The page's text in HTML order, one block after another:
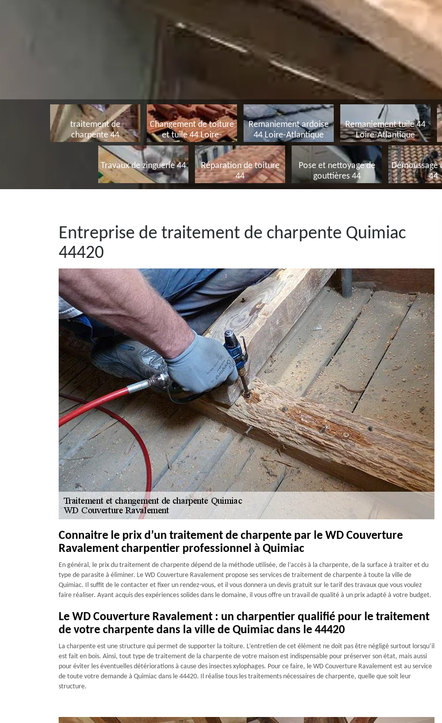
traitement de
charpente 44
Changement de toiture
et tuile 44 Loire-
Atlantique
Remaniement ardoise
44 Loire-Atlantique
Remaniement tuile 44
Loire-Atlantique
Travaux de zinguerie 44
Réparation de toiture
44
Pose et nettoyage de
gouttières 44
Démoussage
44
Entreprise de traitement de charpente Quimiac
44420
Connaitre le prix d’un traitement de charpente par le WD Couverture
Ravalement charpentier professionnel à Quimiac
En général, le prix du traitement de charpente dépend de la méthode utilisée, de l’accès à la charpente, de la surface à traiter et du
type de parasite à éliminer. Le WD Couverture Ravalement propose ses services de traitement de charpente à toute la ville de
Quimiac. Il suffit de le contacter et fixer un rendez-vous, et il vous donnera un devis gratuit sur le tarif des travaux que vous voulez
faire réaliser. Ayant acquis des expériences solides dans le domaine, il vous offre un travail de qualité à un prix adapté à votre budget.
Le WD Couverture Ravalement : un charpentier qualifié pour le traitement
de votre charpente dans la ville de Quimiac dans le 44420
La charpente est une structure qui permet de supporter la toiture. L’entretien de cet élément ne doit pas être négligé surtout lorsqu’il
est fait en bois. Ainsi, tout type de traitement de la charpente de votre maison est indispensable pour préserver son état, mais aussi
pour éviter les éventuelles détériorations à cause des insectes xylophages. Pour ce faire, le WD Couverture Ravalement est au service
de toute votre demande à Quimiac dans le 44420. Il réalise tous les traitements nécessaires de charpente, quelle que soit leur
structure.